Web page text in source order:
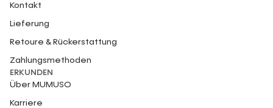
Kontakt
Lieferung
Retoure & Rückerstattung
Zahlungsmethoden
ERKUNDEN
Über MUMUSO
Karriere